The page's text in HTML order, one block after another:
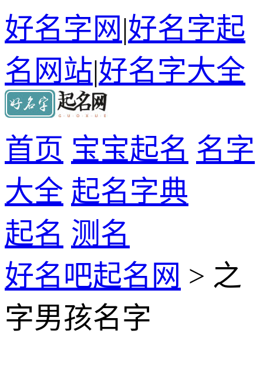
好名字网|好名字起
名网站|好名字大全
首页 宝宝起名 名字
大全 起名字典
起名 测名
好名吧起名网 > 之
字男孩名字